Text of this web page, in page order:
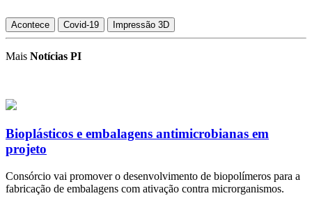
Acontece Covid-19 Impressão 3D
Mais Notícias PI
Bioplásticos e embalagens antimicrobianas em
projeto
Consórcio vai promover o desenvolvimento de biopolímeros para a
fabricação de embalagens com ativação contra microrganismos.